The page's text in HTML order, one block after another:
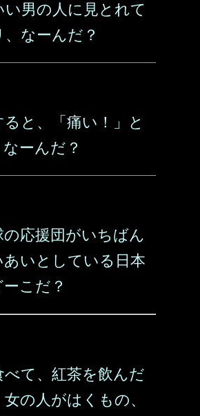
い男の人に見とれて
なーんだ？
と、「痛い！」と
ーんだ？
の応援団がいちばん
あいとしている日本
こだ？
て、紅茶を飲んだ
の人がはくもの、